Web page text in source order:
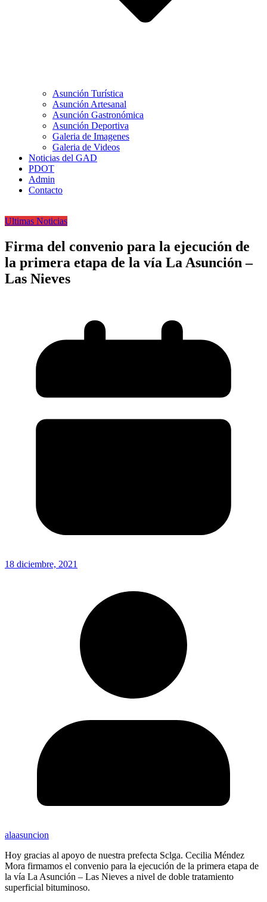
Asunción Turística
Asunción Artesanal
Asunción Gastronómica
Asunción Deportiva
Galeria de Imagenes
Galeria de Videos
Noticias del GAD
PDOT
Admin
Contacto
Ultimas Noticias
Firma del convenio para la ejecución de
la primera etapa de la vía La Asunción –
Las Nieves
18 diciembre, 2021
alaasuncion
Hoy gracias al apoyo de nuestra prefecta Sclga. Cecilia Méndez
Mora firmamos el convenio para la ejecución de la primera etapa de
la vía La Asunción – Las Nieves a nivel de doble tratamiento
superficial bituminoso.